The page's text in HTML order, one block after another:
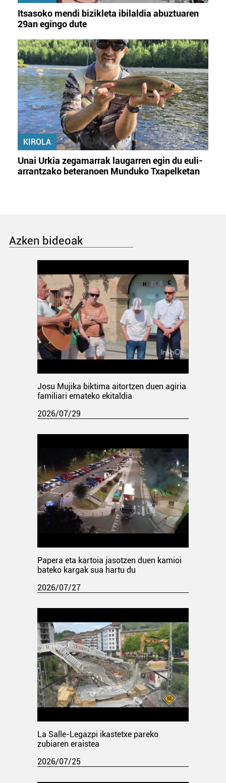
Itsasoko mendi bizikleta ibilaldia abuztuaren
29an egingo dute
KIROLA
Unai Urkia zegamarrak laugarren egin du euli-
arrantzako beteranoen Munduko Txapelketan
Azken bideoak
Josu Mujika biktima aitortzen duen agiria
familiari emateko ekitaldia
2026/07/29
Papera eta kartoia jasotzen duen kamioi
bateko kargak sua hartu du
2026/07/27
La Salle-Legazpi ikastetxe pareko
zubiaren eraistea
2026/07/25